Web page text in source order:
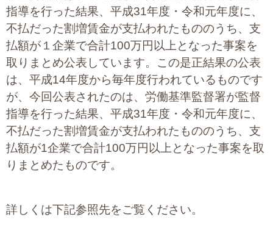
指導を行った結果、平成31年度・令和元年度に、
不払だった割増賃金が支払われたもののうち、支
払額が１企業で合計100万円以上となった事案を
取りまとめ公表しています。この是正結果の公表
は、平成14年度から毎年度行われているものです
が、今回公表されたのは、労働基準監督署が監督
指導を行った結果、平成31年度・令和元年度に、
不払だった割増賃金が支払われたもののうち、支
払額が1企業で合計100万円以上となった事案を取
りまとめたものです。
詳しくは下記参照先をご覧ください。